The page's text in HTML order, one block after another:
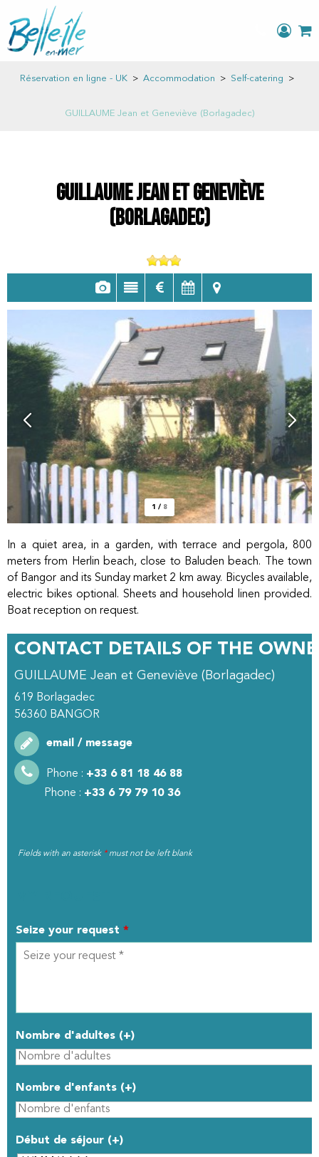
Réservation en ligne - UK > Accommodation > Self-catering >
GUILLAUME Jean et Geneviève (Borlagadec)
GUILLAUME Jean et Geneviève
(Borlagadec)
1 / 8
In a quiet area, in a garden, with terrace and pergola, 800
meters from Herlin beach, close to Baluden beach. The town
of Bangor and its Sunday market 2 km away. Bicycles available,
electric bikes optional. Sheets and household linen provided.
Boat reception on request.
CONTACT DETAILS OF THE
GUILLAUME Jean et Geneviève (Borlagadec)
619 Borlagadec
56360 BANGOR
email / message
Phone : +33 6 81 18 46 88
Phone : +33 6 79 79 10 36
Fields with an asterisk *must not be left blank
Seize your request *
Nombre d'adultes (+)
Nombre d'enfants (+)
Début de séjour (+)